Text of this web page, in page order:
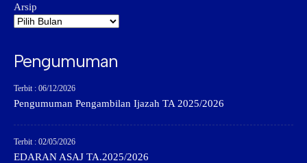
Arsip
Pengumuman
Terbit : 06/12/2026
Pengumuman Pengambilan Ijazah TA 2025/2026
Terbit : 02/05/2026
EDARAN ASAJ TA.2025/2026